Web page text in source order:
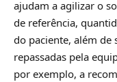
ajudam a agilizar o
de referência,
do paciente, além de
repassadas pela
por exemplo, a